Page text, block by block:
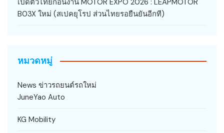
เปิดตัวไทยก่อนงาน MOTOR EXPO 2026 : LEAPMOTOR
B03X ใหม่ (สเปคยุโรป ส่วนไทยรอยืนยันอีกที)
หมวดหมู่
News ข่าวรถยนต์รถใหม่
JuneYao Auto
KG Mobility